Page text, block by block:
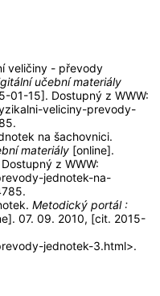
veličiny - převody
učební materiály
01-15]. Dostupný z WWW:
veliciny-prevody-
na šachovnici.
materiály [online].
z WWW:
jednotek-na-
Metodický portál :
07. 09. 2010, [cit. 2015-
jednotek-3.html>.